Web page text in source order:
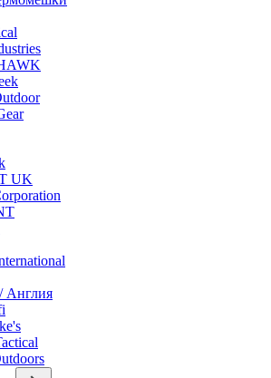
UK
Англия